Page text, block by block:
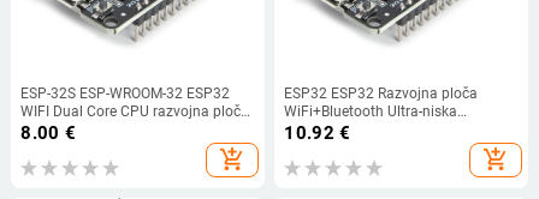
ESP-32S ESP-WROOM-32 ESP32
WIFI Dual Core CPU razvojna ploča
802.11b/g Wi Fi BT modul ultra-
8.00 €
add_shopping_cart
ESP32 ESP32 Razvojna ploča
WiFi+Bluetooth Ultra-niska
potrošnja energije Dual Core ESP-
32 ESP-32S ESP 32 Slično ESP8266
10.92 €
add_shopping_cart